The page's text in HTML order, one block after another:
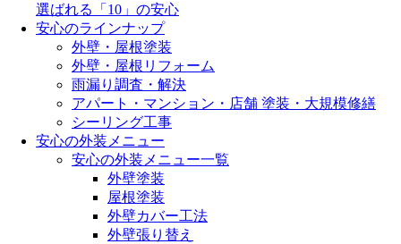
選ばれる「10」の安心
安心のラインナップ
外壁・屋根塗装
外壁・屋根リフォーム
雨漏り調査・解決
アパート・マンション・店舗 塗装・大規模修繕
シーリング工事
安心の外装メニュー
安心の外装メニュー一覧
外壁塗装
屋根塗装
外壁カバー工法
外壁張り替え